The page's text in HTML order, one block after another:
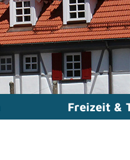
Freizeit &